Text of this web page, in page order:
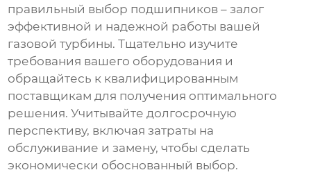
правильный выбор подшипников – залог
эффективной и надежной работы вашей
газовой турбины. Тщательно изучите
требования вашего оборудования и
обращайтесь к квалифицированным
поставщикам для получения оптимального
решения. Учитывайте долгосрочную
перспективу, включая затраты на
обслуживание и замену, чтобы сделать
экономически обоснованный выбор.